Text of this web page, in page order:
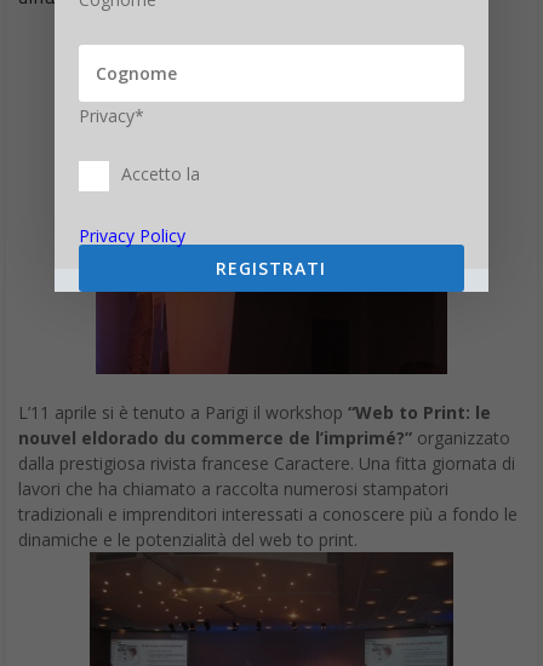
L’11 aprile si è tenuto a Parigi il workshop “Web to Print: le
nouvel eldorado du commerce de l’imprimé?” organizzato
dalla prestigiosa rivista francese Caractere. Una fitta giornata di
lavori che ha chiamato a raccolta numerosi stampatori
tradizionali e imprenditori interessati a conoscere più a fondo le
dinamiche e le potenzialità del web to print.
Privacy*
Accetto la
Privacy Policy
REGISTRATI